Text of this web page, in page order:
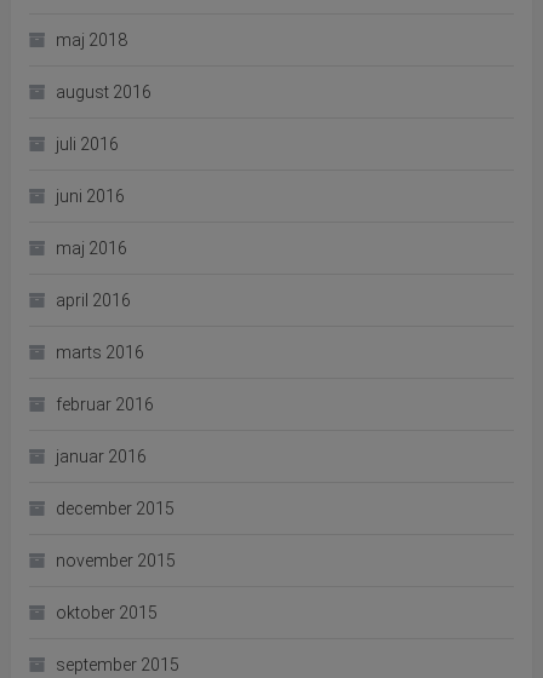
maj 2018
august 2016
juli 2016
juni 2016
maj 2016
april 2016
marts 2016
februar 2016
januar 2016
december 2015
november 2015
oktober 2015
september 2015